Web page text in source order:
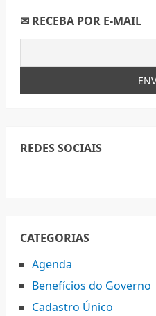
✉ RECEBA POR E-MAIL
REDES SOCIAIS
CATEGORIAS
Agenda
Benefícios do Governo
Cadastro Único